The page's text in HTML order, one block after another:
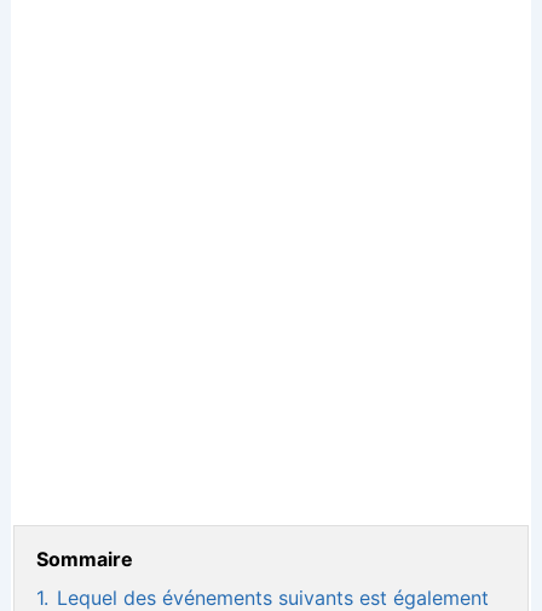
Sommaire
1. Lequel des événements suivants est également